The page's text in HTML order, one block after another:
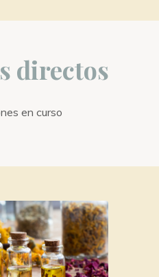
directos
en curso